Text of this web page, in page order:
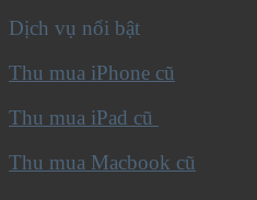
Dịch vụ nổi bật
Thu mua iPhone cũ
Thu mua iPad cũ
Thu mua Macbook cũ